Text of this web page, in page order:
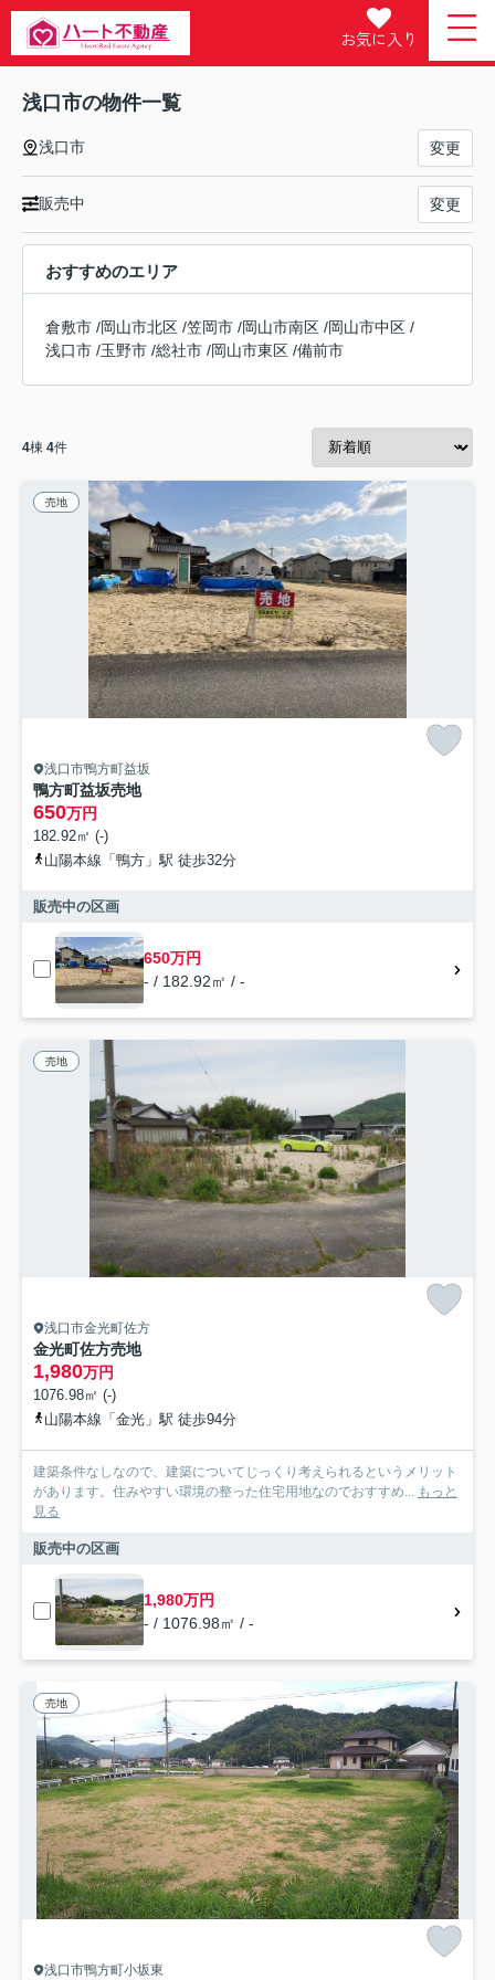
お気に入り
浅口市の物件一覧
浅口市 変更
販売中 変更
おすすめのエリア
倉敷市 /岡山市北区 /笠岡市 /岡山市南区 /岡山市中区 /
浅口市 /玉野市 /総社市 /岡山市東区 /備前市
4棟 4件
売地
浅口市鴨方町益坂
鴨方町益坂売地
650万円
182.92㎡ (-)
山陽本線「鴨方」駅 徒歩32分
販売中の区画
650万円
- / 182.92㎡ / -
売地
浅口市金光町佐方
金光町佐方売地
1,980万円
1076.98㎡ (-)
山陽本線「金光」駅 徒歩94分
建築条件なしなので、建築についてじっくり考えられるというメリット
があります。住みやすい環境の整った住宅用地なのでおすすめ...
もっと
見る
販売中の区画
1,980万円
- / 1076.98㎡ / -
売地
浅口市鴨方町小坂東